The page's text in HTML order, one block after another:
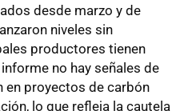
desde marzo y de
niveles sin
productores tienen
no hay señales de
en proyectos de carbón
lo que refleja la cautela